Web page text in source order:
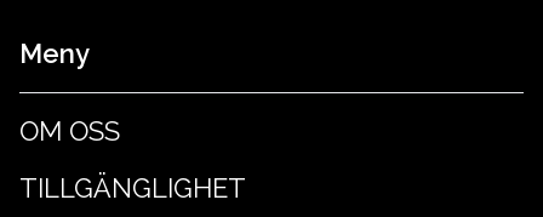
Meny
OM OSS
TILLGÄNGLIGHET